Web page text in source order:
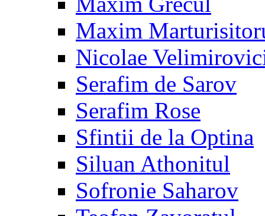
Maxim
Nicolae
Serafim de Sarov
Serafim Rose
Sfintii de la Optina
Siluan Athonitul
Sofronie Saharov